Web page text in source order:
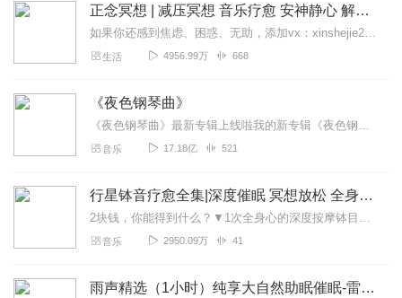
正念冥想 | 减压冥想 音乐疗愈 安神静心 解郁降噪
如果你还感到焦虑、困惑、无助，添加vx：xinshejie2018、vx公众号：宣萱心伴，与主播宣萱开启心灵交流之旅，共建温暖的精神家园！如果你喜欢我的内容，请...
生活 4956.99万 668
《夜色钢琴曲》
《夜色钢琴曲》最新专辑上线啦我的新专辑《夜色钢琴曲最新专辑》（点击跳转）已经上线，新专辑是《夜色钢琴曲》的升级版，我精选了诸多经典原创作品与大家分享，愿未来...
音乐 17.18亿 521
行星钵音疗愈全集|深度催眠 冥想放松 全身心深度按摩
2块钱，你能得到什么？▼1次全身心的深度按摩钵目前已广泛地被应用于美容Spa和按摩养生馆的疗程中，许多疗愈师使用铜钵在身体上，发现5分钟铜钵按摩的深度放松，效...
音乐 2950.09万 41
雨声精选（1小时）纯享大自然助眠催眠-雷雨声，下雨